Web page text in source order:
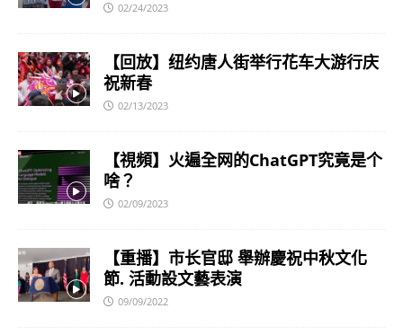
02/24/2023
【回放】纽约唐人街举行花车大游行庆
祝新春
02/13/2023
【視頻】火遍全网的ChatGPT究竟是个
啥？
02/09/2023
【重播】市长官邸 舉辦慶祝中秋文化
節. 活動設文藝表演
09/09/2022